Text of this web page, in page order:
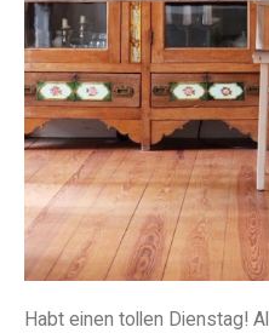
Habt einen tollen Dienstag!